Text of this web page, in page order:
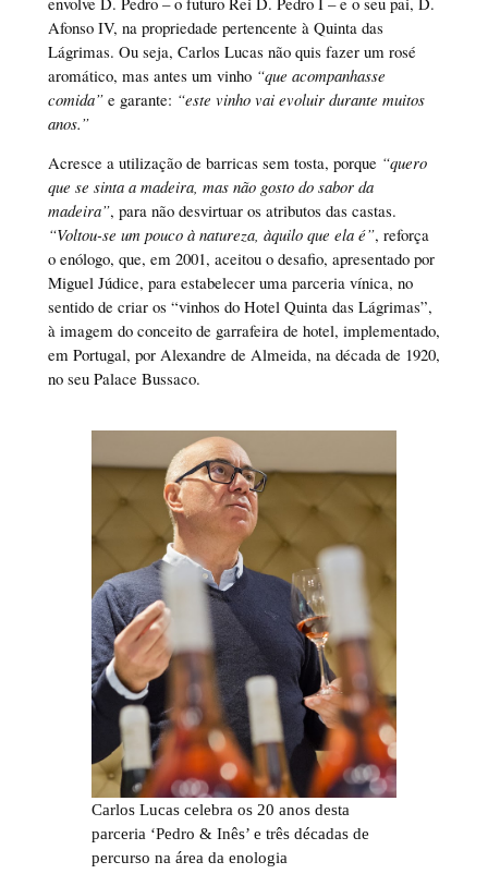
Afonso IV, na propriedade pertencente à Quinta das
Lágrimas. Ou seja, Carlos Lucas não quis fazer um rosé
aromático, mas antes um vinho “que acompanhasse
comida”e garante: “este vinho vai evoluir durante muitos
anos.”
Acresce a utilização de barricas sem tosta, porque “quero
que se sinta a madeira, mas não gosto do sabor da
madeira”, para não desvirtuar os atributos das castas.
“Voltou-se um pouco à natureza, àquilo que ela é”, reforça
o enólogo, que, em 2001, aceitou o desafio, apresentado por
Miguel Júdice, para estabelecer uma parceria vínica, no
sentido de criar os “vinhos do Hotel Quinta das Lágrimas”,
à imagem do conceito de garrafeira de hotel, implementado,
em Portugal, por Alexandre de Almeida, na década de 1920,
no seu Palace Bussaco.
Carlos Lucas celebra os 20 anos desta
parceria ‘Pedro & Inês’ e três décadas de
percurso na área da enologia